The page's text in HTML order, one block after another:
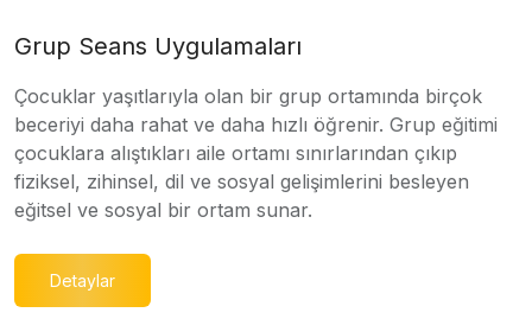
Grup Seans Uygulamaları
Çocuklar yaşıtlarıyla olan bir grup ortamında birçok
beceriyi daha rahat ve daha hızlı öğrenir. Grup eğitimi
çocuklara alıştıkları aile ortamı sınırlarından çıkıp
fiziksel, zihinsel, dil ve sosyal gelişimlerini besleyen
eğitsel ve sosyal bir ortam sunar.
Detaylar